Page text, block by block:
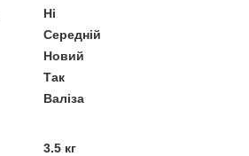
Ні
Середній
Новий
Так
Валіза
3.5 кг